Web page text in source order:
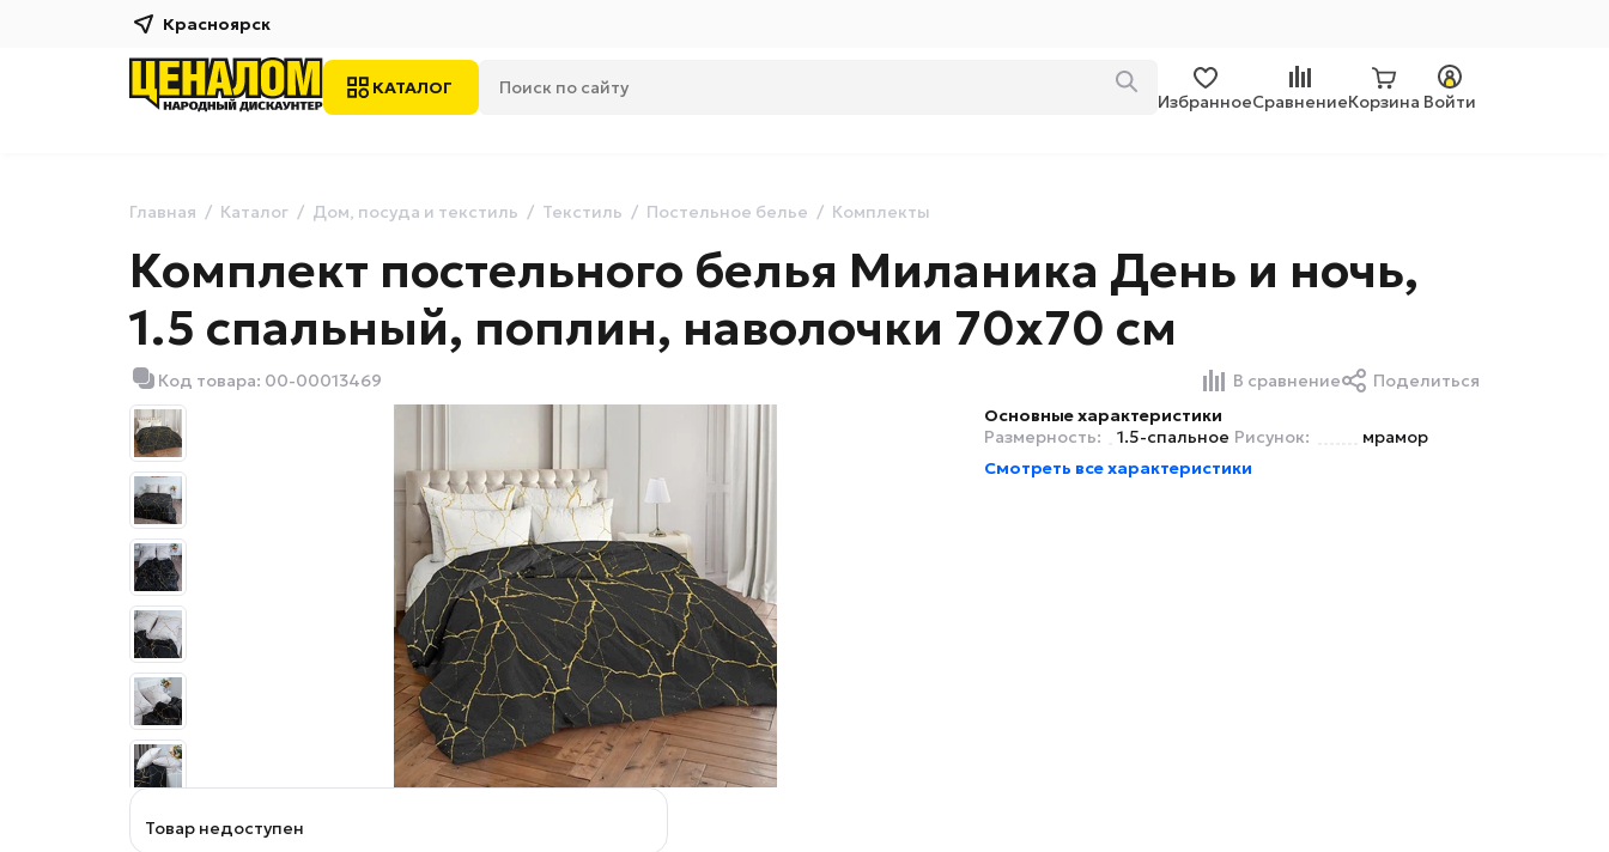
Красноярск
КАТАЛОГ
ИзбранноеСравнениеКорзина Войти
Главная Каталог Дом, посуда и текстиль Текстиль Постельное белье Комплекты
Комплект постельного белья Миланика День и ночь,
1.5 спальный, поплин, наволочки 70х70 см
Код товара: 00-00013469 В сравнение
Поделиться
Основные характеристики
Размерность:
1.5-спальное Рисунок:
мрамор
Смотреть все характеристики
Товар недоступен